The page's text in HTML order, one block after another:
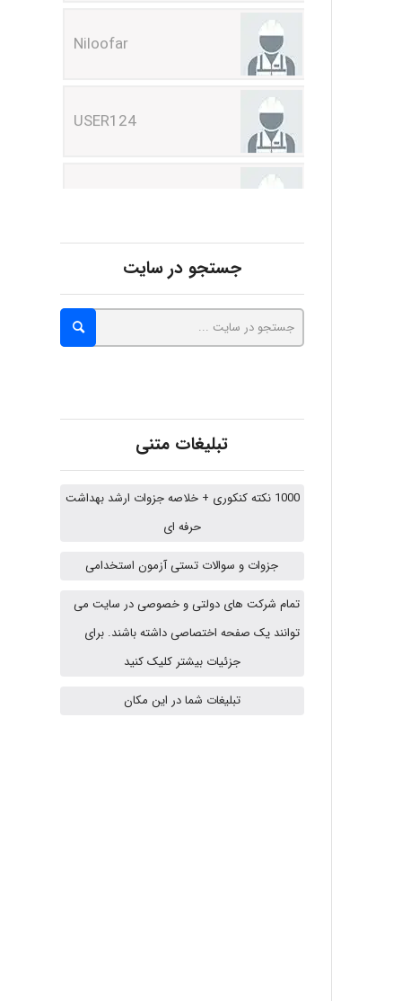
abolfazlkoshehe
fahimeh sheibani
جستجو در سایت
تبلیغات متنی
1000 نکته کنکوری + خلاصه جزوات ارشد بهداشت
حرفه ای
جزوات و سوالات تستی آزمون استخدامی
تمام شرکت های دولتی و خصوصی در سایت می
توانند یک صفحه اختصاصی داشته باشند. برای
جزئیات بیشتر کلیک کنید
تبلیغات شما در این مکان